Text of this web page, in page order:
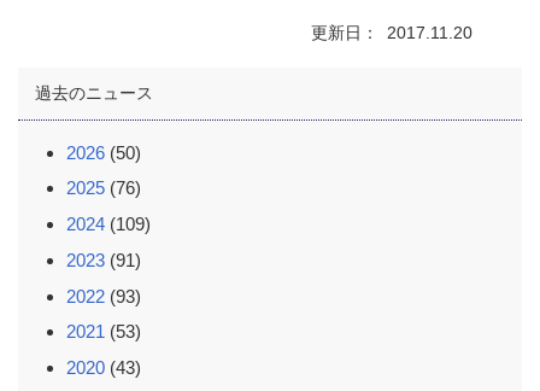
更新日 2017.11.20
過去のニュース
2026 (50)
2025 (76)
2024 (109)
2023 (91)
2022 (93)
2021 (53)
2020 (43)